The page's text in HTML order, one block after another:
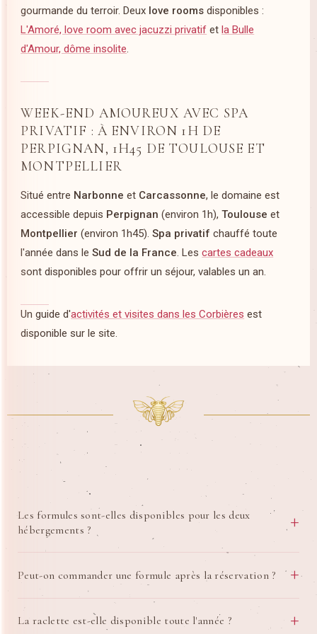
gourmande du terroir. Deux love rooms disponibles :
L'Amoré, love room avec jacuzzi privatif et la Bulle
d'Amour, dôme insolite.
WEEK-END AMOUREUX AVEC SPA
PRIVATIF : À ENVIRON 1H DE
PERPIGNAN, 1H45 DE TOULOUSE ET
MONTPELLIER
Situé entre Narbonne et Carcassonne, le domaine est
accessible depuis Perpignan (environ 1h),Toulouse et
Montpellier (environ 1h45).Spa privatif chauffé toute
l'année dans leSud de la France. Lescartes cadeaux
sont disponibles pour offrir un séjour, valables un an.
Un guide d'activités et visites dans les Corbières est
disponible sur le site.
Les formules sont-elles disponibles pour les deux
hébergements ?
+
love rooms avec spa privatif— aussi bien dans laBulle
. Quel que soit votre
hébergement, votre cocon peut être personnalisé selon vos
Peut-on commander une formule après la réservation ? +
Nos formules font appel à des prestataires locaux qui ont
La raclette est-elle disponible toute l'année ? +